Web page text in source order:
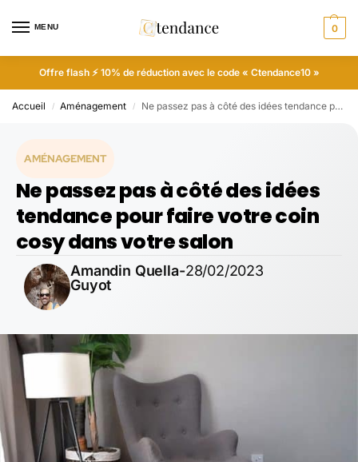
MENU 0
Offre flash ⚡ 10% de réduction avec le code « Ctendance10 »
Accueil / Aménagement / Ne passez pas à côté des idées tendance pour faire votre coin cosy dans votre salon
AMÉNAGEMENT
Ne passez pas à côté des idées
tendance pour faire votre coin
cosy dans votre salon
Amandin Quella-
Guyot
28/02/2023